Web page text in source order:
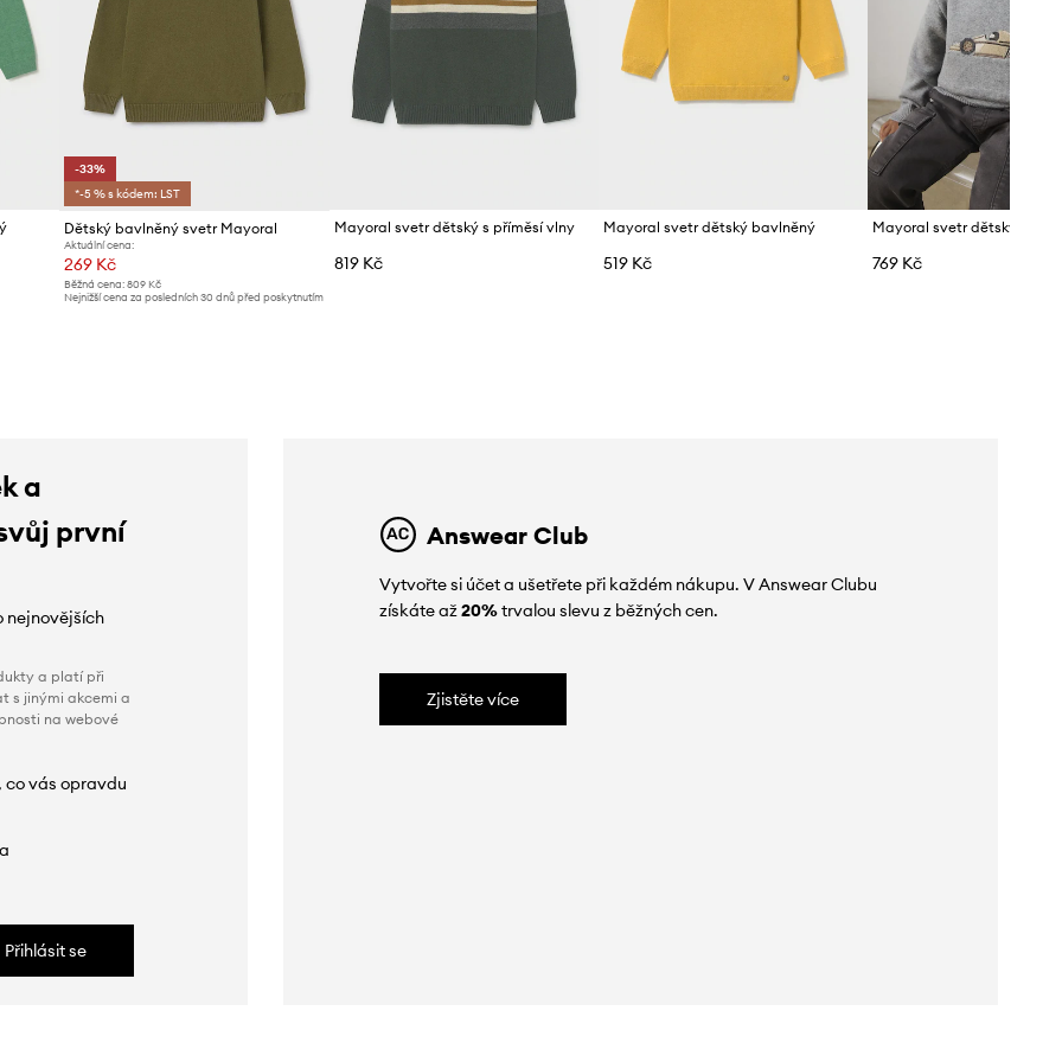
-33%
*-5 % s kódem: LST
Dětský bavlněný svetr Mayoral
Aktuální cena:
269 Kč
Běžná cena: 809 Kč
Nejnižší cena za posledních 30 dnů před poskytnutím
Mayoral svetr dětský s příměsí vlny
819 Kč
Mayoral svetr dětský bavlněný
519 Kč
Mayoral svetr dětský s
769 Kč
a
první
nejnovějších
a platí při
s jinými akcemi a
na webové
co vás opravdu
Přihlásit se
Answear Club
Vytvořte si účet a ušetřete při každém nákupu. V Answear Clubu
získáte až20%trvalou slevu z běžných cen.
Zjistěte více